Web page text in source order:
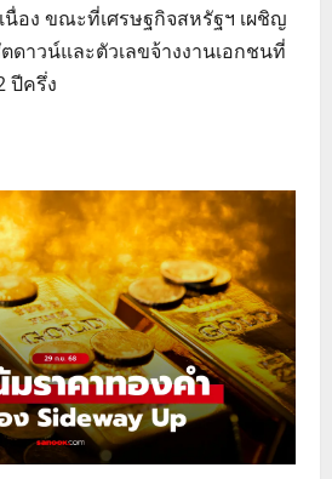
อง ขณะที่เศรษฐกิจสหรัฐฯ เผชิญ
ดาวน์และตัวเลขจ้างงานเอกชนที่
ปีครึ่ง